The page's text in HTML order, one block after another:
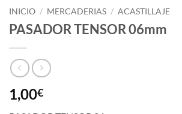
INICIO / MERCADERIAS / ACASTILLAJE
PASADOR TENSOR 06mm
1,00€